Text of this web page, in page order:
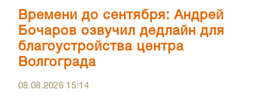
Времени до сентября: Андрей
Бочаров озвучил дедлайн для
благоустройства центра
Волгограда
08.08.2026 15:14